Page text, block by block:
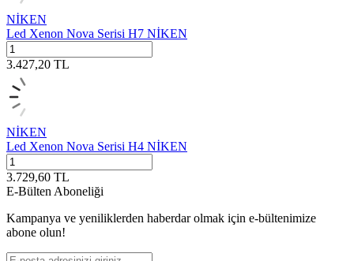
NİKEN
Led Xenon Nova Serisi H7 NİKEN
3.427,20 TL
NİKEN
Led Xenon Nova Serisi H4 NİKEN
3.729,60 TL
E-Bülten Aboneliği
Kampanya ve yeniliklerden haberdar olmak için e-bültenimize
abone olun!